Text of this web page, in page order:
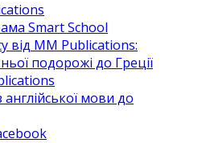
Smart School
від MM Publications:
подорожі до Греції
мови до